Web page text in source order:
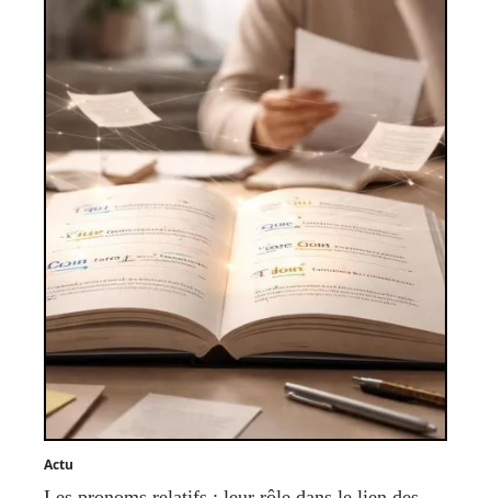
Actu